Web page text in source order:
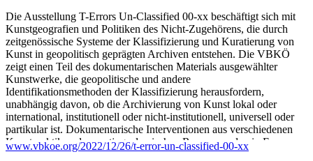
Die Ausstellung T-Errors Un-Classified 00-xx beschäftigt sich mit
Kunstgeografien und Politiken des Nicht-Zugehörens, die durch
zeitgenössische Systeme der Klassifizierung und Kuratierung von
Kunst in geopolitisch geprägten Archiven entstehen. Die VBKÖ
zeigt einen Teil des dokumentarischen Materials ausgewählter
Kunstwerke, die geopolitische und andere
Identifikationsmethoden der Klassifizierung herausfordern,
unabhängig davon, ob die Archivierung von Kunst lokal oder
international, institutionell oder nicht-institutionell, universell oder
partikular ist. Dokumentarische Interventionen aus verschiedenen
Kunstpraktiken des postjugoslawischen Raums werden in Form
einer kommentierten Artografie ausgestellt. Auf der Suche nach
www.vbkoe.org/2022/12/26/t-error-un-classified-00-xx